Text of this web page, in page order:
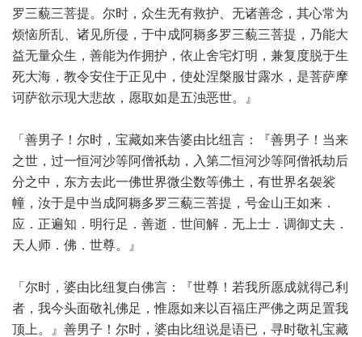
罗三藐三菩提。尔时，众生无有救护、无诸善念，其心常为
烦恼所乱、诸见所侵，于中成阿耨多罗三藐三菩提，乃能大
益无量众生，善能为作拥护，依止舍宅灯明，兼复度脱于生
死大海，教令安住于正见中，使处涅槃服甘露水，是菩萨摩
诃萨欲示现大悲故，愿取如是五浊恶世。』
「善男子！尔时，宝藏如来告婆由比纽言：『善男子！当来
之世，过一恒河沙等阿僧祇劫，入第二恒河沙等阿僧祇劫后
分之中，东方去此一佛世界微尘数等佛土，有世界名袈裟
幢，汝于是中当成阿耨多罗三藐三菩提，号金山王如来．
应．正遍知．明行足．善逝．世间解．无上士．调御丈夫．
天人师．佛．世尊。』
「尔时，婆由比纽复白佛言：『世尊！若我所愿成就得己利
者，我今头面敬礼佛足，惟愿如来以百福庄严佛之两足置我
顶上。』善男子！尔时，婆由比纽说是语已，寻时敬礼宝藏